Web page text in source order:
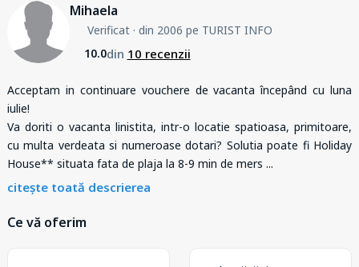
Mihaela
Verificat· din 2006 pe TURIST INFO
10.0din 10 recenzii
Acceptam in continuare vouchere de vacanta începând cu luna
iulie!
Va doriti o vacanta linistita, intr-o locatie spatioasa, primitoare,
cu multa verdeata si numeroase dotari? Solutia poate fi Holiday
House** situata fata de plaja la 8-9 min de mers ...
citește toată descrierea
Ce vă oferim